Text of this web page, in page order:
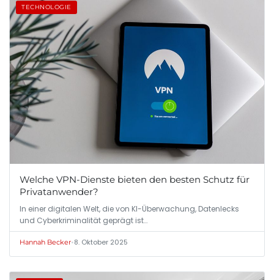
TECHNOLOGIE
Welche VPN-Dienste bieten den besten Schutz für
Privatanwender?
In einer digitalen Welt, die von KI-Überwachung, Datenlecks
und Cyberkriminalität geprägt ist…
Hannah Becker•8. Oktober 2025